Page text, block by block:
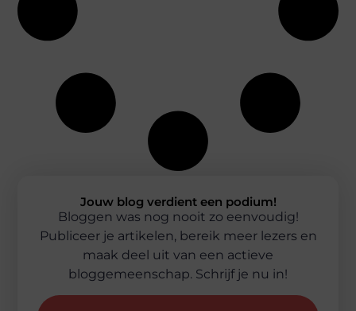
Jouw blog verdient een podium!
Bloggen was nog nooit zo eenvoudig!
Publiceer je artikelen, bereik meer lezers en
maak deel uit van een actieve
bloggemeenschap. Schrijf je nu in!